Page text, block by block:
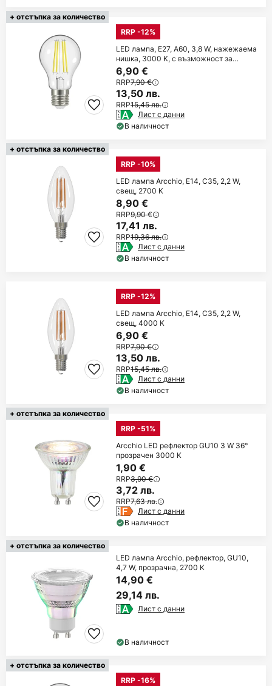
+ отстъпка за количество
RRP -12%
LED лампа, E27, A60, 3,8 W, нажежаема
нишка, 3000 K, с възможност за
регулиране
6,90 €
RRP7,90 €
13,50 лв.
RRP15,45 лв.
Лист с данни
В наличност
+ отстъпка за количество
RRP -10%
LED лампа Arcchio, E14, C35, 2,2 W,
свещ, 2700 K
8,90 €
RRP9,90 €
17,41 лв.
RRP19,36 лв.
Лист с данни
В наличност
RRP -12%
LED лампа Arcchio, E14, C35, 2,2 W,
свещ, 4000 K
6,90 €
RRP7,90 €
13,50 лв.
RRP15,45 лв.
Лист с данни
В наличност
+ отстъпка за количество
RRP -51%
Arcchio LED рефлектор GU10 3 W 36°
прозрачен 3000 K
1,90 €
RRP3,90 €
3,72 лв.
RRP7,63 лв.
Лист с данни
В наличност
+ отстъпка за количество
LED лампа Arcchio, рефлектор, GU10,
4,7 W, прозрачна, 2700 K
14,90 €
29,14 лв.
Лист с данни
В наличност
+ отстъпка за количество
RRP -16%